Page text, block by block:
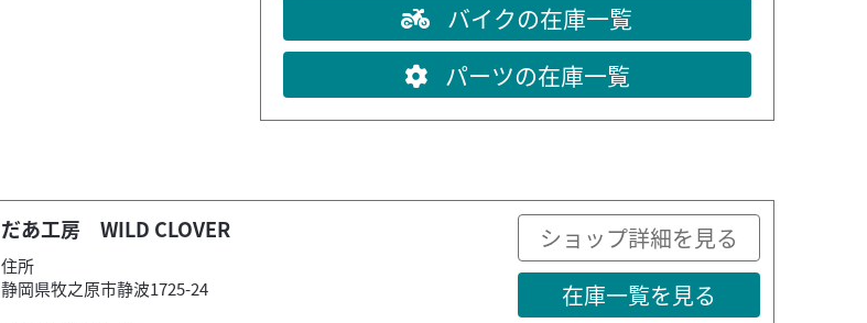
バイクの在庫一覧
パーツの在庫一覧
だあ工房 WILD CLOVER
住所
静岡県牧之原市静波1725-24
ショップ詳細を見る
在庫一覧を見る